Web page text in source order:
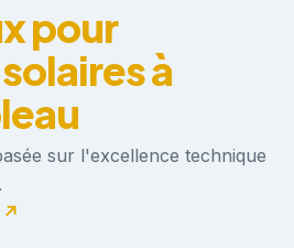
pour
à
sur l'excellence technique
↗